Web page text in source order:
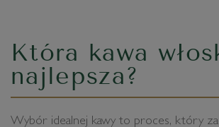
Która kawa
najlepsza?
Wybór idealnej kawy to proces, który